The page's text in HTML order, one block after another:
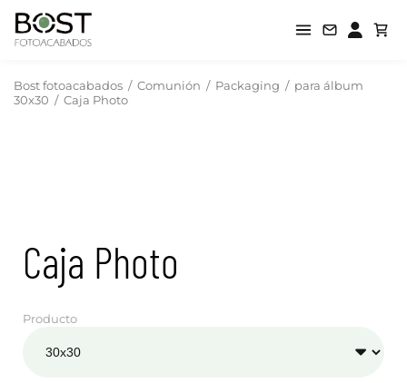
Bost fotoacabados / Comunión / Packaging / para álbum
30x30 / Caja Photo
Caja Photo
Producto